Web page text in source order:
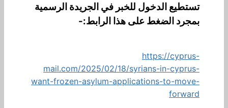
تستطيع الدخول للخبر في الجريدة الرسمية
بمجرد الضغط على هذا الرابط:-
https://cyprus-
mail.com/2025/02/18/syrians-in-cyprus-
want-frozen-asylum-applications-to-move-
forward